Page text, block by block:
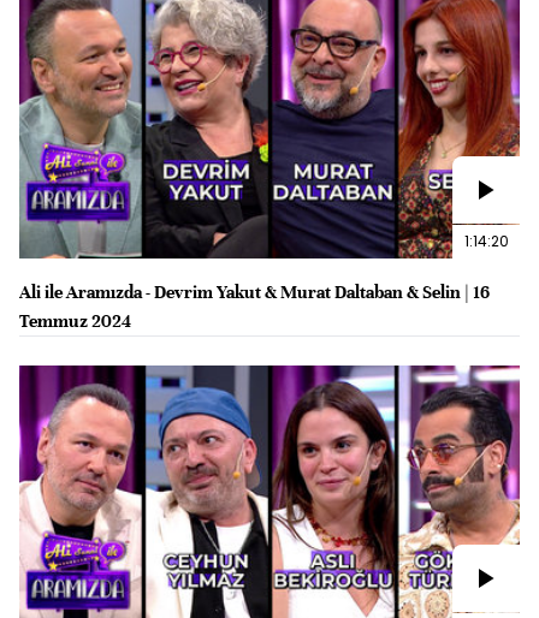
1:14:20
Ali ile Aramızda - Devrim Yakut & Murat Daltaban & Selin | 16
Temmuz 2024